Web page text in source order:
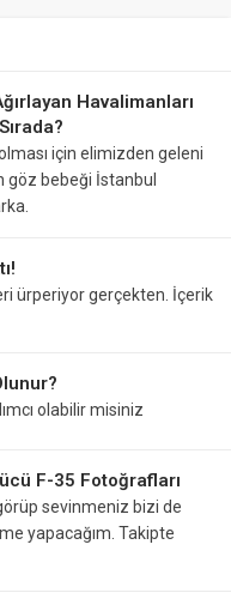
Havalimanları
için elimizden geleni
göz bebeği İstanbul
ürperiyor gerçekten. İçerik
olabilir misiniz
F-35 Fotoğrafları
sevinmeniz bizi de
yapacağım. Takipte